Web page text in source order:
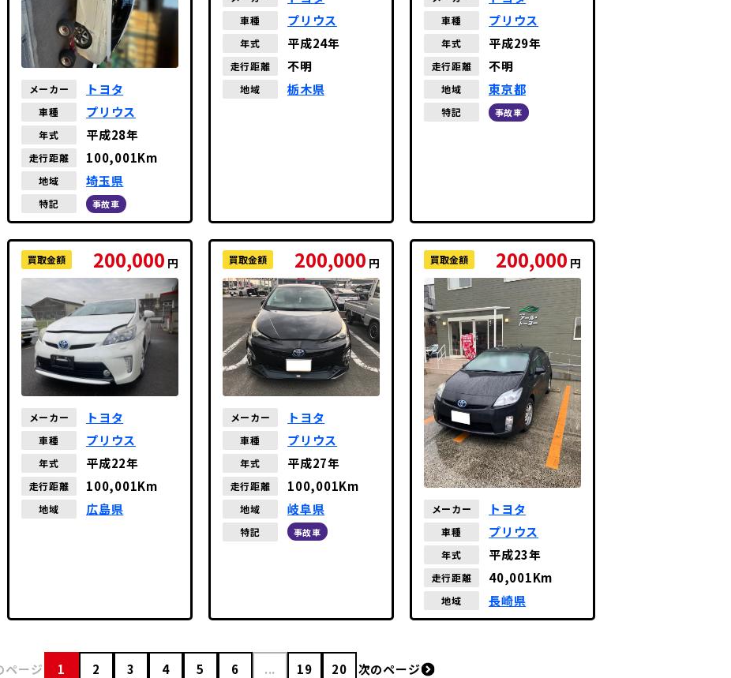
メーカー トヨタ
車種 プリウス
年式 平成28年
走行距離 100,001Km
地域 埼玉県
特記 事故車
車種 プリウス
年式 平成24年
走行距離 不明
地域 栃木県
車種 プリウス
年式 平成29年
走行距離 不明
地域 東京都
特記 事故車
買取金額 200,000 円
メーカー トヨタ
車種 プリウス
年式 平成22年
走行距離 100,001Km
地域 広島県
買取金額 200,000 円
メーカー トヨタ
車種 プリウス
年式 平成27年
走行距離 100,001Km
地域 岐阜県
特記 事故車
買取金額 200,000 円
メーカー トヨタ
車種 プリウス
年式 平成23年
走行距離 40,001Km
地域 長崎県
ページ 1 2 3 4 5 6 ... 19 20 次のページ